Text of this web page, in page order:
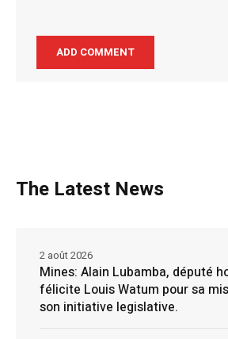
The Latest News
Mines: Alain Lubamba, député
félicite Louis Watum pour sa
son initiative legislative.
2 août 2026